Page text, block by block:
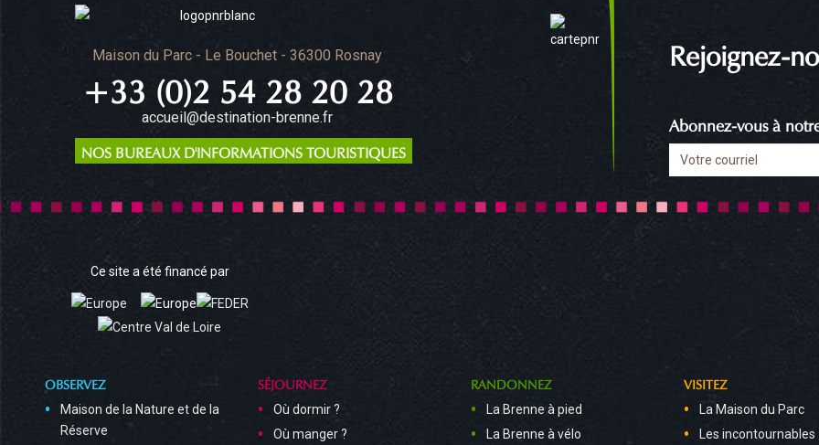
Maison du Parc - Le Bouchet - 36300 Rosnay
+33 (0)2 54 28 20 28
accueil@destination-brenne.fr
NOS BUREAUX D'INFORMATIONS TOURISTIQUES
Rejoignez-
Abonnez-vous à
Ce site a été financé par
OBSERVEZ
Maison de la Nature et de la
Réserve
SÉJOURNEZ
Où dormir ?
Où manger ?
RANDONNEZ
La Brenne à pied
La Brenne à vélo
VISITEZ
La Maison du Parc
Les incontournables